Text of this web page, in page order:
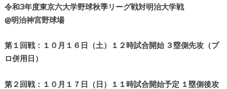
令和3年度東京六大学野球秋季リーグ戦対明治大学戦
@明治神宮野球場
第１回戦：１０月１６日（土）１２時試合開始 ３塁側先攻（プ
ロ併用日）
第２回戦：１０月１７日（日）１１時試合開始予定 １塁側後攻